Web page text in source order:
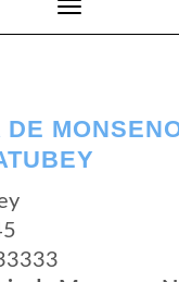
Cambiar modo de